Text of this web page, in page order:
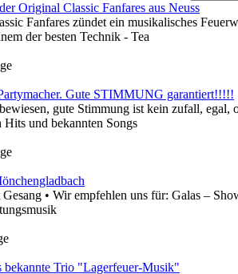
Original Classic Fanfares aus Neuss
Fanfares zündet ein musikalisches
der besten Technik - Tea
Gute STIMMUNG garantiert!!!!!
gute Stimmung ist kein zufall,
und bekannten Songs
• Wir empfehlen uns für: Galas –
bekannte Trio "Lagerfeuer-Musik"